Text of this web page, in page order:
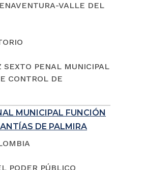
VALLE DEL
SEXTO PENAL MUNICIPAL
CONTROL DE
MUNICIPAL FUNCIÓN
DE PALMIRA
PODER PÚBLICO